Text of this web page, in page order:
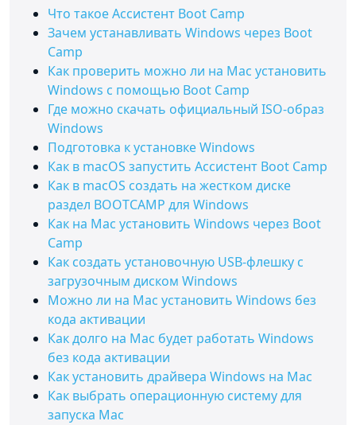
Что такое Ассистент Boot Camp
Зачем устанавливать Windows через Boot
Camp
Как проверить можно ли на Mac установить
Windows с помощью Boot Camp
Где можно скачать официальный ISO-образ
Windows
Подготовка к установке Windows
Как в macOS запустить Ассистент Boot Camp
Как в macOS создать на жестком диске
раздел BOOTCAMP для Windows
Как на Mac установить Windows через Boot
Camp
Как создать установочную USB-флешку с
загрузочным диском Windows
Можно ли на Mac установить Windows без
кода активации
Как долго на Mac будет работать Windows
без кода активации
Как установить драйвера Windows на Mac
Как выбрать операционную систему для
запуска Mac